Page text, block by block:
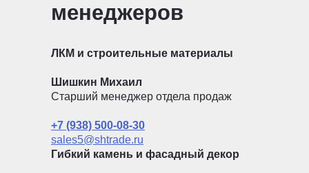
менеджеров
ЛКМ и строительные материалы
Шишкин Михаил
Старший менеджер отдела продаж
+7 (938) 500-08-30
sales5@shtrade.ru
Гибкий камень и фасадный декор